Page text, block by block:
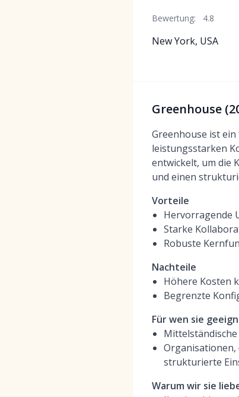
Bewertung: 4.8
New York, USA
Greenhouse
Greenhouse ist
leistungsstarken
entwickelt, um die
und einen
Vorteile
Hervorragende
Starke
Robuste
Nachteile
Höhere Kosten
Begrenzte
Für wen sie
strukturierte
Warum wir sie